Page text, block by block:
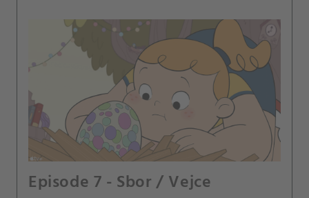
Episode 7 - Sbor / Vejce